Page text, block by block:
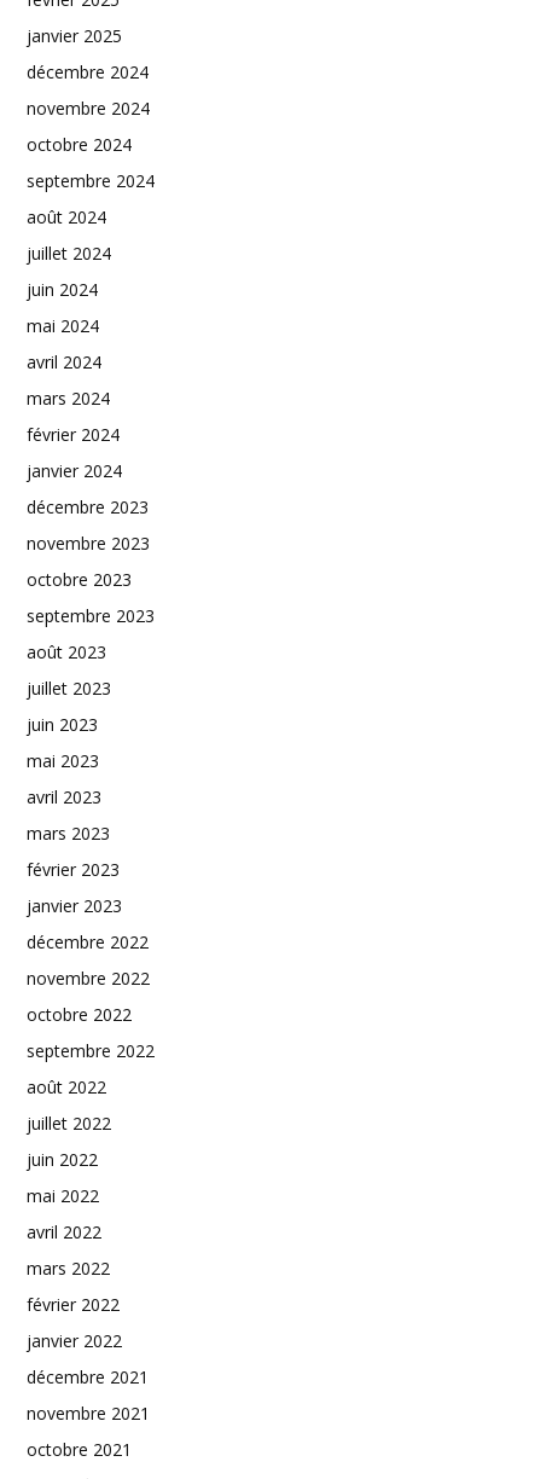
janvier 2025
décembre 2024
novembre 2024
octobre 2024
septembre 2024
août 2024
juillet 2024
juin 2024
mai 2024
avril 2024
mars 2024
février 2024
janvier 2024
décembre 2023
novembre 2023
octobre 2023
septembre 2023
août 2023
juillet 2023
juin 2023
mai 2023
avril 2023
mars 2023
février 2023
janvier 2023
décembre 2022
novembre 2022
octobre 2022
septembre 2022
août 2022
juillet 2022
juin 2022
mai 2022
avril 2022
mars 2022
février 2022
janvier 2022
décembre 2021
novembre 2021
octobre 2021